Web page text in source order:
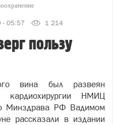
- 05:57 1 214
пользу
вина был развеян
кардиохирургии НМИЦ
Минздрава РФ Вадимом
рассказали в издании